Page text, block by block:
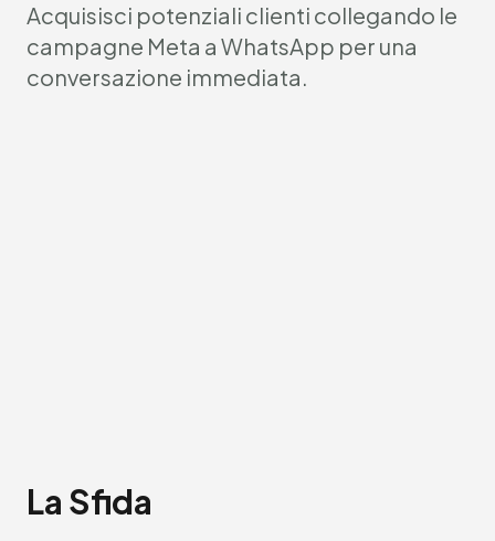
Acquisisci potenziali clienti collegando le
campagne Meta a WhatsApp per una
conversazione immediata.
La Sfida